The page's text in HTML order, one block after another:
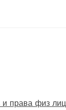
и права физ лиц